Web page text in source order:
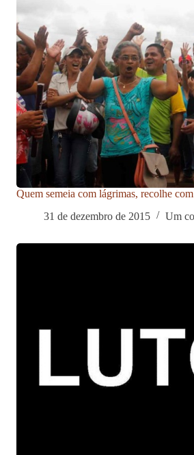
Quem semeia com lágrimas, recolhe
31 de dezembro de 2015
Um